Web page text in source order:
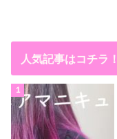
人気記事はコチラ！